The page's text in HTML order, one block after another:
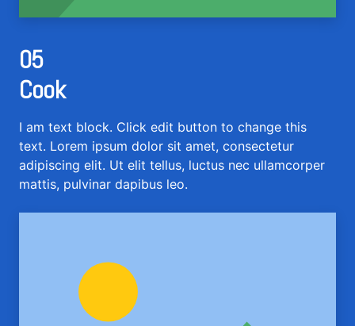
05
Cook
I am text block. Click edit button to change this
text. Lorem ipsum dolor sit amet, consectetur
adipiscing elit. Ut elit tellus, luctus nec ullamcorper
mattis, pulvinar dapibus leo.